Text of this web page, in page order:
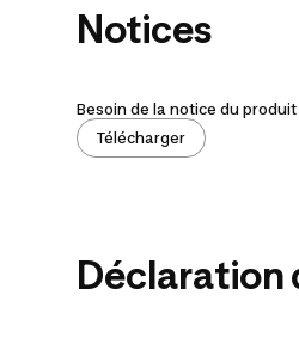
Notices
Besoin de la notice du
Télécharger
Déclaration